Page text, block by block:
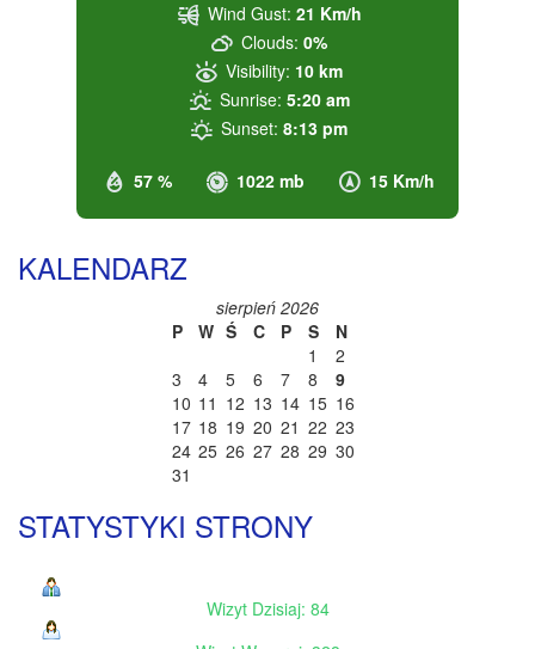
57 % 1022 mb 15 Km/h
Wind Gust: 21 Km/h
Clouds: 0%
Visibility: 10 km
Sunrise: 5:20 am
Sunset: 8:13 pm
KALENDARZ
sierpień 2026
P
W Ś C P S
N
1
2
3
4 5 6 7 8
9
10 11 12 13 14 15 16
17 18 19 20 21 22 23
24 25 26 27 28 29 30
31
STATYSTYKI STRONY
Wizyt Dzisiaj: 84